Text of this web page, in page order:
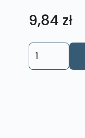
9,84 zł
ilość
Obrazek